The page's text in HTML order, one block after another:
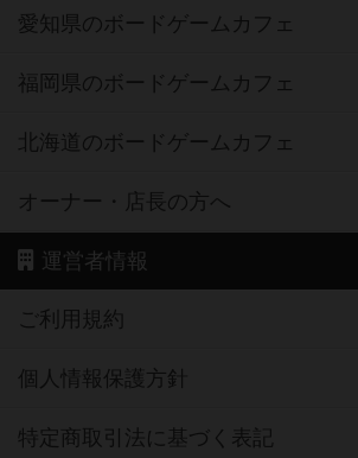
愛知県のボードゲームカフェ
福岡県のボードゲームカフェ
北海道のボードゲームカフェ
オーナー・店長の方へ
運営者情報
ご利用規約
個人情報保護方針
特定商取引法に基づく表記